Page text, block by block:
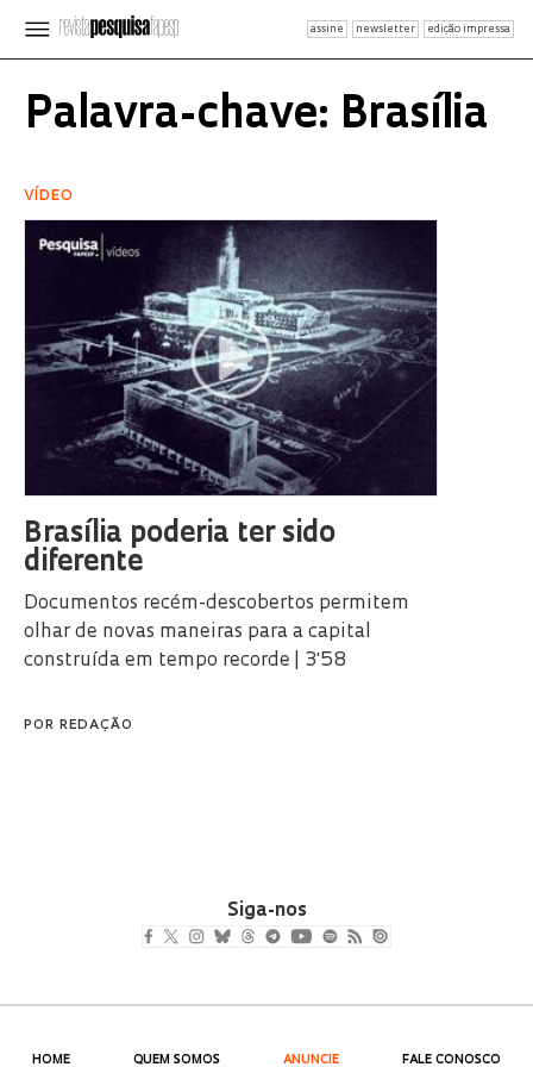
assine newsletter edição impressa
Palavra-chave: Brasília
VÍDEO
Brasília poderia ter sido
diferente
Documentos recém-descobertos permitem
olhar de novas maneiras para a capital
construída em tempo recorde | 3'58
POR REDAÇÃO
Siga-nos
HOME QUEM SOMOS ANUNCIE FALE CONOSCO